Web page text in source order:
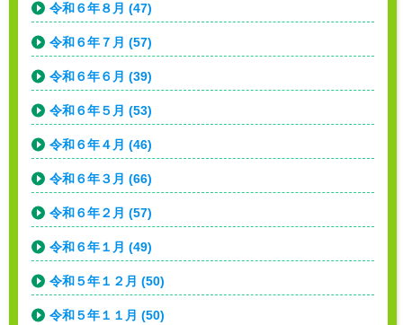
令和６年８月 (47)
令和６年７月 (57)
令和６年６月 (39)
令和６年５月 (53)
令和６年４月 (46)
令和６年３月 (66)
令和６年２月 (57)
令和６年１月 (49)
令和５年１２月 (50)
令和５年１１月 (50)